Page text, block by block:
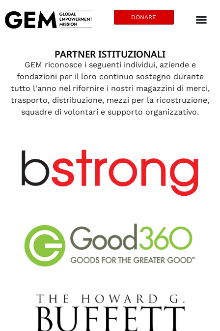
DONARE
PARTNER ISTITUZIONALI
GEM riconosce i seguenti individui, aziende e
fondazioni per il loro continuo sostegno durante
tutto l'anno nel rifornire i nostri magazzini di merci,
trasporto, distribuzione, mezzi per la ricostruzione,
squadre di volontari e supporto organizzativo.